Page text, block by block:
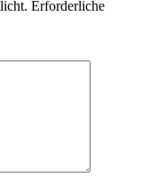
Erforderliche